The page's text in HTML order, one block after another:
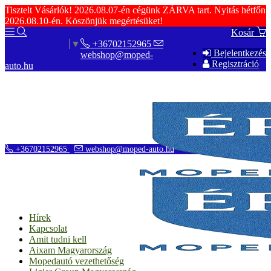
Tisztelt Vásárlók! 2026.08.07-én cégünk ZÁRVA tart. Nyitás hétfőn
2026.08.10-én. Köszönjük megértésüket!
Kosár
Bejelentkezés
Regisztráció
▼
+36702152965
webshop@moped-
auto.hu
Hírek
Kapcsolat
Amit tudni kell
Aixam Magyarország
Mopedautó vezethetőség
+36702152965 webshop@moped-auto.hu